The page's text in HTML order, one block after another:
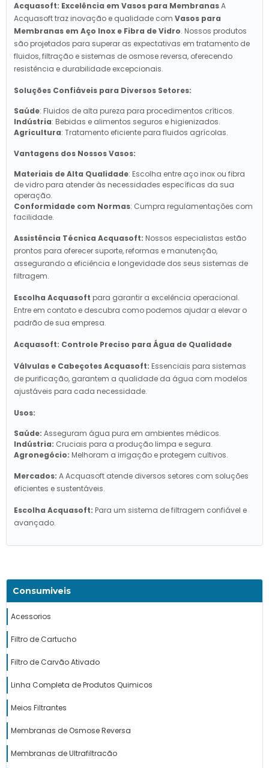
Consumiveis
Acessorios
Filtro de Cartucho
Filtro de Carvão Ativado
Linha Completa de Produtos Quimicos
Meios Filtrantes
Membranas de Osmose Reversa
Membranas de Ultrafiltracão
Acquasoft: Excelência em Vasos para MembranasA
Acquasoft traz inovação e qualidade com Vasos para
Membranas em Aço Inox e Fibra de Vidro. Nossos produtos
são projetados para superar as expectativas em tratamento de
fluidos, filtração e sistemas de osmose reversa, oferecendo
resistência e durabilidade excepcionais.
Soluções Confiáveis para Diversos Setores:
Saúde: Fluidos de alta pureza para procedimentos críticos.
Indústria: Bebidas e alimentos seguros e higienizados.
Agricultura: Tratamento eficiente para fluidos agrícolas.
Vantagens dos Nossos Vasos:
Materiais de Alta Qualidade: Escolha entre aço inox ou fibra
de vidro para atender às necessidades específicas da sua
operação.
Conformidade com Normas: Cumpra regulamentações com
facilidade.
Assistência Técnica Acquasoft: Nossos especialistas estão
prontos para oferecer suporte, reformas e manutenção,
assegurando a eficiência e longevidade dos seus sistemas de
filtragem.
Escolha Acquasoft para garantir a excelência operacional.
Entre em contato e descubra como podemos ajudar a elevar o
padrão de sua empresa.
Acquasoft: Controle Preciso para Água de Qualidade
Válvulas e Cabeçotes Acquasoft: Essenciais para sistemas
de purificação, garantem a qualidade da água com modelos
ajustáveis para cada necessidade.
Usos:
Saúde: Asseguram água pura em ambientes médicos.
Indústria: Cruciais para a produção limpa e segura.
Agronegócio: Melhoram a irrigação e protegem cultivos.
Mercados: A Acquasoft atende diversos setores com soluções
eficientes e sustentáveis.
Escolha Acquasoft: Para um sistema de filtragem confiável e
avançado.